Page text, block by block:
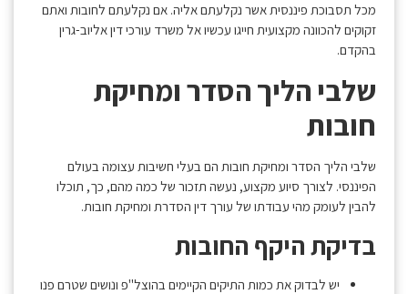
מכל תסבוכת פיננסית אשר נקלעתם אליה. אם נקלעתם לחובות ואתם
זקוקים להכוונה מקצועית חייגו עכשיו אל משרד עורכי דין אליוב-גרין
בהקדם.
שלבי הליך הסדר ומחיקת
חובות
שלבי הליך הסדר ומחיקת חובות הם בעלי חשיבות עצומה בעולם
הפיננסי. לצורך סיוע מקצוע, נעשה תזכור של כמה מהם, כך, תוכלו
להבין לעומק מהי עבודתו של עורך דין הסדרת ומחיקת חובות.
בדיקת היקף החובות
יש לבדוק את כמות התיקים הקיימים בהוצל"פ ונושים שטרם פנו